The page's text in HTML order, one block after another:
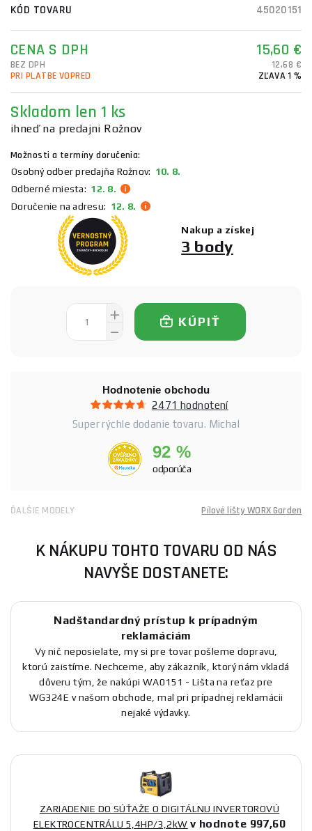
KÓD TOVARU
45020151
CENA S DPH 15,60 €
BEZ DPH
12,68 €
PRI PLATBE VOPRED
ZĽAVA 1 %
Skladom len 1 ks
ihneď na predajni Rožnov
Možnosti a termíny doručenia:
Osobný odber predajňa Rožnov: 10. 8.
Odberné miesta: 12. 8.
Doručenie na adresu: 12. 8.
Nakup a získej
3 body
KÚPIŤ
Hodnotenie obchodu
2471 hodnotení
Super rýchle dodanie tovaru. Michal
92 %
odporúča
ĎALŠIE MODELY Pílové lišty WORX Garden
K NÁKUPU TOHTO TOVARU OD NÁS
NAVYŠE DOSTANETE:
Nadštandardný prístup k prípadným
reklamáciám
Vy nič neposielate, my si pre tovar pošleme dopravu,
ktorú zaistíme. Nechceme, aby zákazník, ktorý nám vkladá
dôveru tým, že nakúpi WA0151 - Lišta na reťaz pre
WG324E v našom obchode, mal pri prípadnej reklamácii
nejaké výdavky.
ZARIADENIE DO SÚŤAŽE O DIGITÁLNU INVERTOROVÚ
ELEKTROCENTRÁLU 5,4HP/3,2kW v hodnote 997,60